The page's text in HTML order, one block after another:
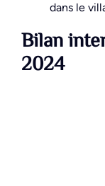
dans le
Bilan
2024